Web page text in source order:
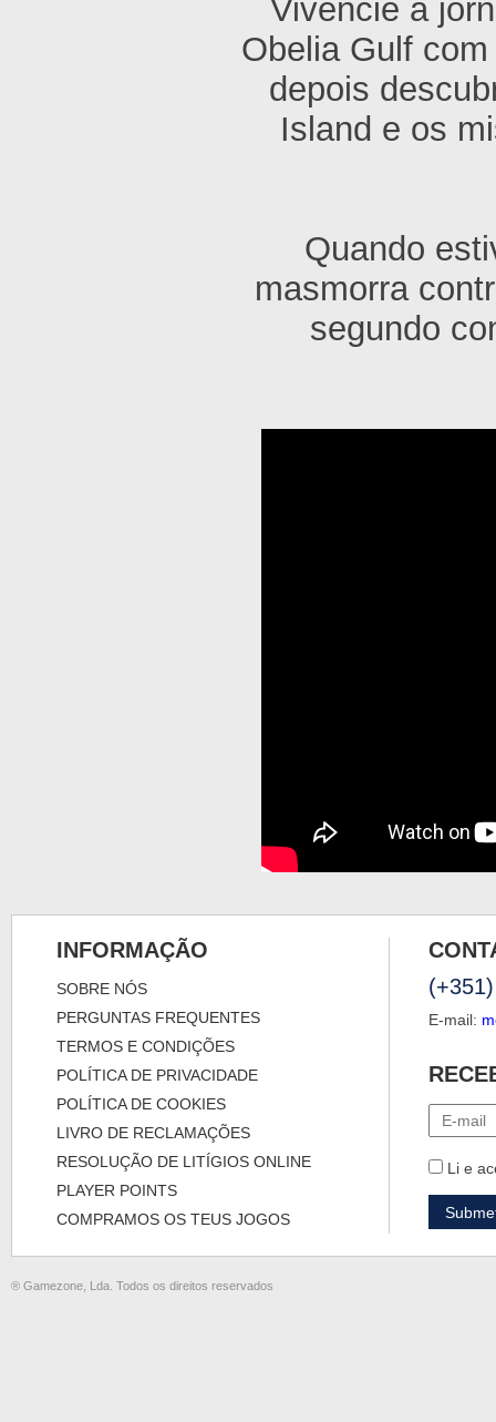
Vivencie a
Obelia Gulf
depois
Island e os
Quando
masmorra
segundo
INFORMAÇÃO
SOBRE NÓS
PERGUNTAS FREQUENTES
TERMOS E CONDIÇÕES
POLÍTICA DE PRIVACIDADE
POLÍTICA DE COOKIES
LIVRO DE RECLAMAÇÕES
RESOLUÇÃO DE LITÍGIOS ONLINE
PLAYER POINTS
COMPRAMOS OS TEUS JOGOS
E-mail:
Li e
® Gamezone, Lda. Todos os direitos reservados